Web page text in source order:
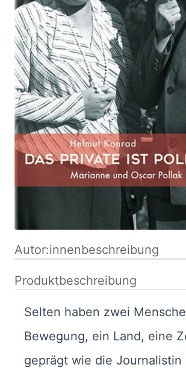
Marianne und Oscar Pollak
VonHelmut Konrad
Verlag: Picus
Buch
gebunden mit
Schutzumschlag
7117-
Bibliografische Daten
Autor:innenbeschreibung
Produktbeschreibung
Selten haben zwei
Bewegung, ein Land, eine
geprägt wie die Journalistin